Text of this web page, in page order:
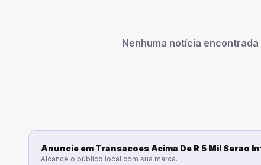
Nenhuma notícia encontrada
Anuncie em Transacoes Acima De R 5 Mil Serao
Alcance o público local com sua marca.